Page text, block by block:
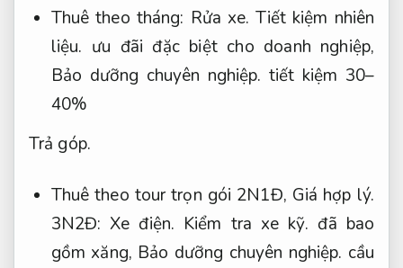
Thuê theo tháng: Rửa xe. Tiết kiệm nhiên
liệu. ưu đãi đặc biệt cho doanh nghiệp,
Bảo dưỡng chuyên nghiệp. tiết kiệm 30–
40%
Trả góp.
Thuê theo tour trọn gói 2N1Đ, Giá hợp lý.
3N2Đ:Xe điện. Kiểm tra xe kỹ. đã bao
gồm xăng, Bảo dưỡng chuyên nghiệp. cầu